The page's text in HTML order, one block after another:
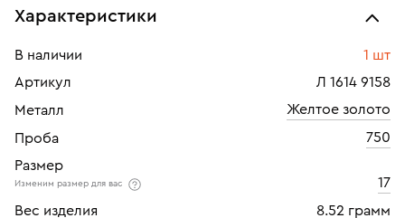
Характеристики
В наличии
1 шт
Артикул
Л 1614 9158
Металл
Желтое золото
Проба
750
Размер
Изменим размер для вас
17
Вес изделия
8.52 грамм